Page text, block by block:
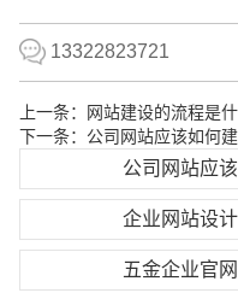
13322823721
上一条：
网站建设的流程是
下一条： 公司网站应该如何
公司网站应
企业网站设